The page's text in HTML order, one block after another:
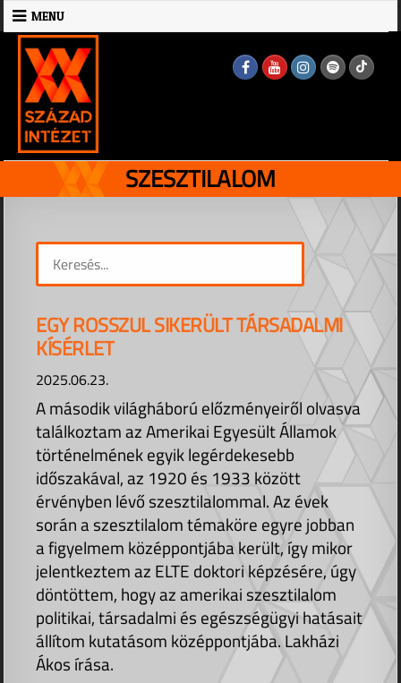
Skip
to
content
MENU
SZESZTILALOM
EGY ROSSZUL SIKERÜLT TÁRSADALMI
KÍSÉRLET
2025.06.23.
A második világháború előzményeiről olvasva
találkoztam az Amerikai Egyesült Államok
történelmének egyik legérdekesebb
időszakával, az 1920 és 1933 között
érvényben lévő szesztilalommal. Az évek
során a szesztilalom témaköre egyre jobban
a figyelmem középpontjába került, így mikor
jelentkeztem az ELTE doktori képzésére, úgy
döntöttem, hogy az amerikai szesztilalom
politikai, társadalmi és egészségügyi hatásait
állítom kutatásom középpontjába. Lakházi
Ákos írása.